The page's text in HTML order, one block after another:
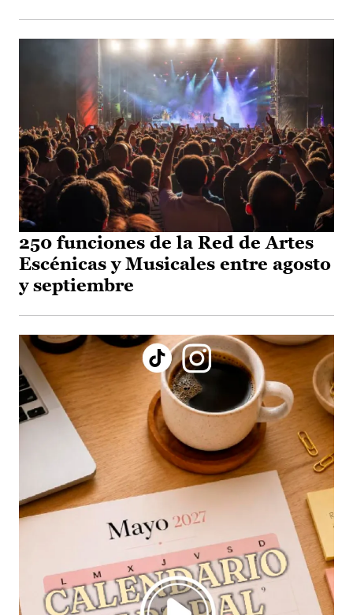
250 funciones de la Red de Artes
Escénicas y Musicales entre agosto
y septiembre